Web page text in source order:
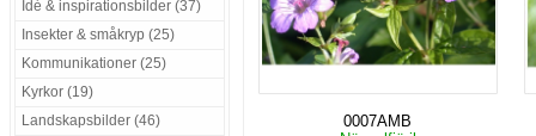
Idé & inspirationsbilder (37)
Insekter & småkryp (25)
Kommunikationer (25)
Kyrkor (19)
Landskapsbilder (46)
0007AMB